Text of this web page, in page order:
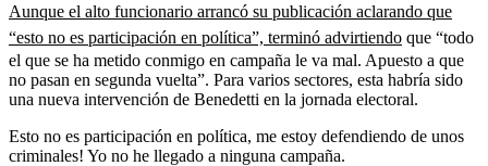
Aunque el alto funcionario arrancó su publicación aclarando que
“esto no es participación en política”, terminó advirtiendo que “todo
el que se ha metido conmigo en campaña le va mal. Apuesto a que
no pasan en segunda vuelta”. Para varios sectores, esta habría sido
una nueva intervención de Benedetti en la jornada electoral.
Esto no es participación en política, me estoy defendiendo de unos
criminales! Yo no he llegado a ninguna campaña.